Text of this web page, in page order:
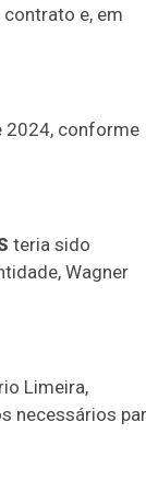
e, em
2024, conforme
teria sido
Wagner
Limeira,
necessários